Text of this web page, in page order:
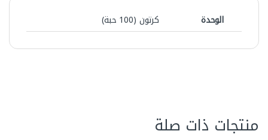
الوحدة كرتون (100 حبة)
منتجات ذات صلة